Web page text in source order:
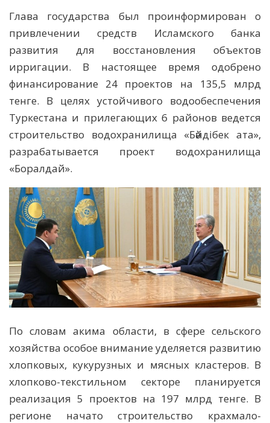
Глава государства был проинформирован о
привлечении средств Исламского банка
развития для восстановления объектов
ирригации. В настоящее время одобрено
финансирование 24 проектов на 135,5 млрд
тенге. В целях устойчивого водообеспечения
Туркестана и прилегающих 6 районов ведется
строительство водохранилища «Бәйдібек ата»,
разрабатывается проект водохранилища
«Боралдай».
По словам акима области, в сфере сельского
хозяйства особое внимание уделяется развитию
хлопковых, кукурузных и мясных кластеров. В
хлопково-текстильном секторе планируется
реализация 5 проектов на 197 млрд тенге. В
регионе начато строительство крахмало-